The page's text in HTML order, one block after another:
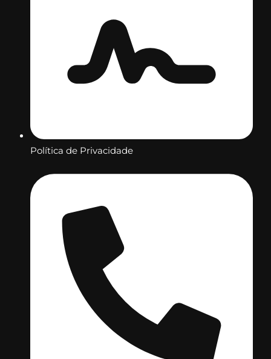
Política de Privacidade